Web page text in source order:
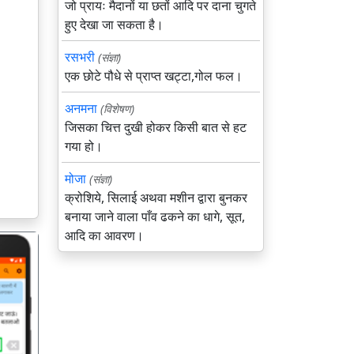
जो प्रायः मैदानों या छतों आदि पर दाना चुगते
हुए देखा जा सकता है।
रसभरी (संज्ञा)
एक छोटे पौधे से प्राप्त खट्टा,गोल फल।
अनमना (विशेषण)
जिसका चित्त दुखी होकर किसी बात से हट
गया हो।
मोजा (संज्ञा)
क्रोशिये, सिलाई अथवा मशीन द्वारा बुनकर
बनाया जाने वाला पाँव ढकने का धागे, सूत,
आदि का आवरण।